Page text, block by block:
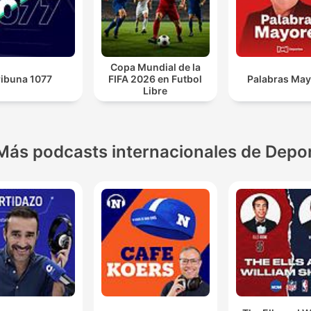
1077
Copa Mundial de la
FIFA 2026 en Futbol
Libre
Palabras
podcasts internacionales de